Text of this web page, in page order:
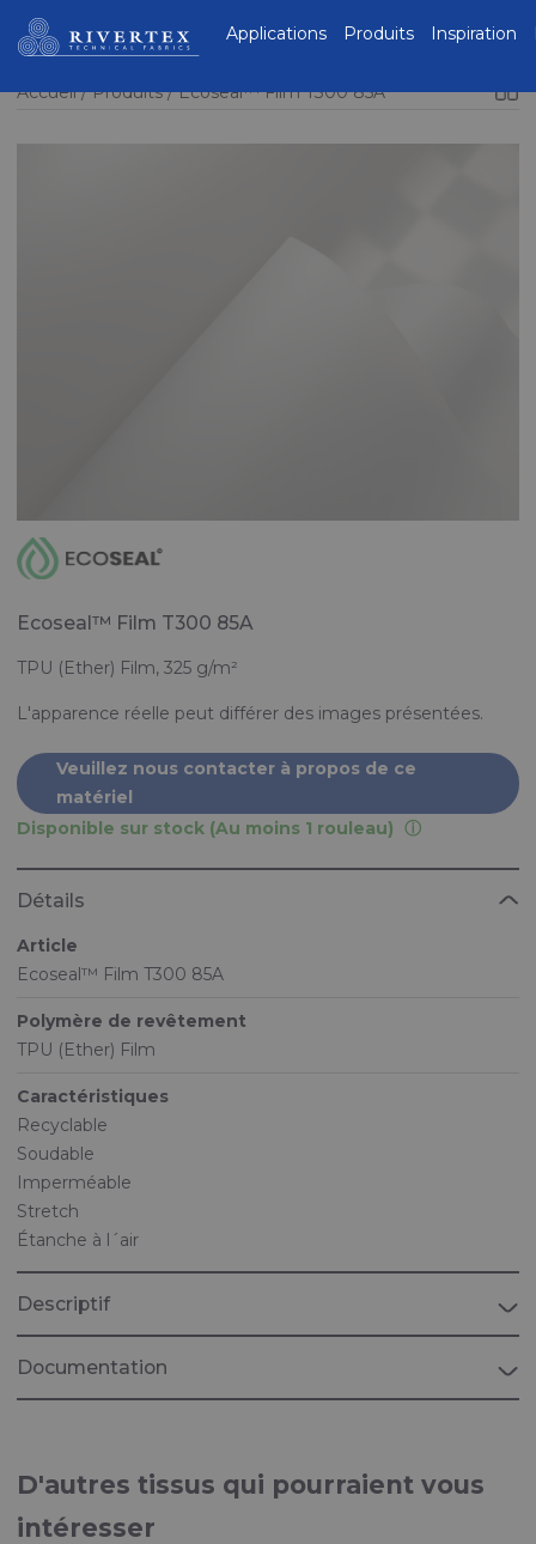
Accueil Produits Ecoseal™ Film T300 85A
Ecoseal™ Film T300 85A
TPU (Ether) Film, 325 g/m²
L'apparence réelle peut différer des images présentées.
Veuillez nous contacter à propos de ce
matériel
Disponible sur stock (Au moins 1 rouleau)
Détails
Article
Ecoseal™ Film T300 85A
Polymère de revêtement
TPU (Ether) Film
Caractéristiques
Recyclable
Soudable
Imperméable
Stretch
Étanche à l´air
Descriptif
Documentation
Brochure "MARITIME"
D'autres tissus qui pourraient vous
intéresser
Rivertex Technical
Fabrics Group
Applications Produits Inspiration